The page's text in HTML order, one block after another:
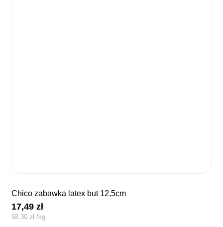
chico zabawka latex but 12,5cm
17,49zł
58,30zł /kg